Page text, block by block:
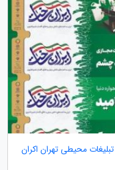
محیطی تهران اکران